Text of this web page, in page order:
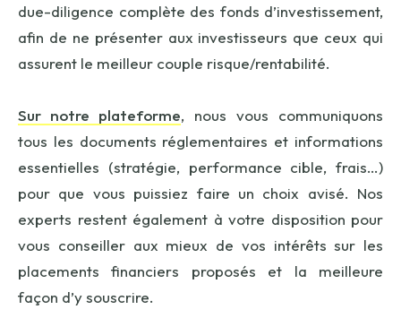
due-diligence complète des fonds d’investissement,
afin de ne présenter aux investisseurs que ceux qui
assurent le meilleur couple risque/rentabilité.
Sur notre plateforme, nous vous communiquons
tous les documents réglementaires et informations
essentielles (stratégie, performance cible, frais…)
pour que vous puissiez faire un choix avisé. Nos
experts restent également à votre disposition pour
vous conseiller aux mieux de vos intérêts sur les
placements financiers proposés et la meilleure
façon d’y souscrire.